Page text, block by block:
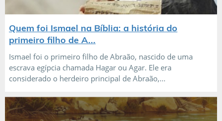
Quem foi Ismael na Bíblia: a história do
primeiro filho de A...
Ismael foi o primeiro filho de Abraão, nascido de uma
escrava egípcia chamada Hagar ou Agar. Ele era
considerado o herdeiro principal de Abraão,...